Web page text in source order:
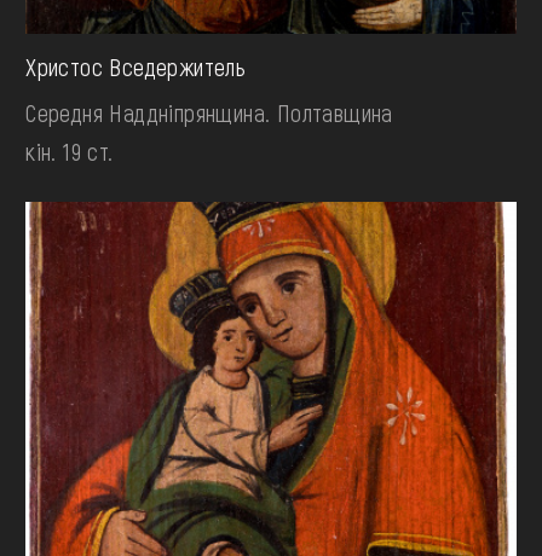
Христос Вседержитель
Середня Наддніпрянщина. Полтавщина
кін. 19 ст.